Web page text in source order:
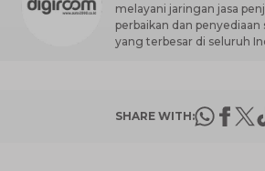
melayani jaringan jasa
perbaikan dan
yang terbesar di seluruh
SHARE WITH: